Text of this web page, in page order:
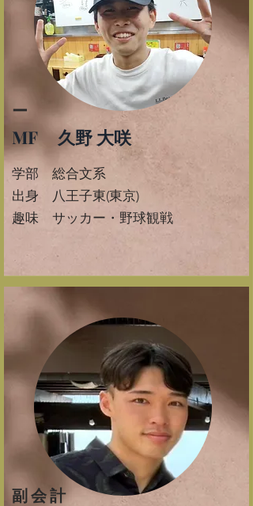
ー
MF 久野 大咲
学部 総合文系
​出身 八王子東(東京)
​趣味 サッカー・野球観戦
​副会計